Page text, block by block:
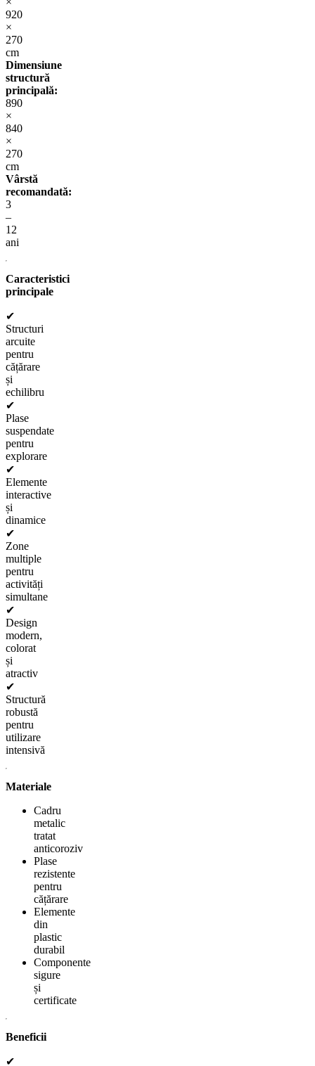
920
×
270
cm
Dimensiune
structură
principală:
890
×
840
×
270
cm
Vârstă
recomandată:
3
–
12
ani
Caracteristici
principale
✔
Structuri
arcuite
pentru
cățărare
și
echilibru
✔
Plase
suspendate
pentru
explorare
✔
Elemente
interactive
și
dinamice
✔
Zone
multiple
pentru
activități
simultane
✔
Design
modern,
colorat
și
atractiv
✔
Structură
robustă
pentru
utilizare
intensivă
Materiale
Cadru
metalic
tratat
anticoroziv
Plase
rezistente
pentru
cățărare
Elemente
din
plastic
durabil
Componente
sigure
și
certificate
Beneficii
✔